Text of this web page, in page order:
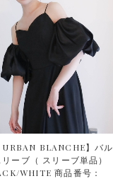
URBAN BLANCHE】バル
ーブ（ スリーブ単品）
WHITE 商品番号：